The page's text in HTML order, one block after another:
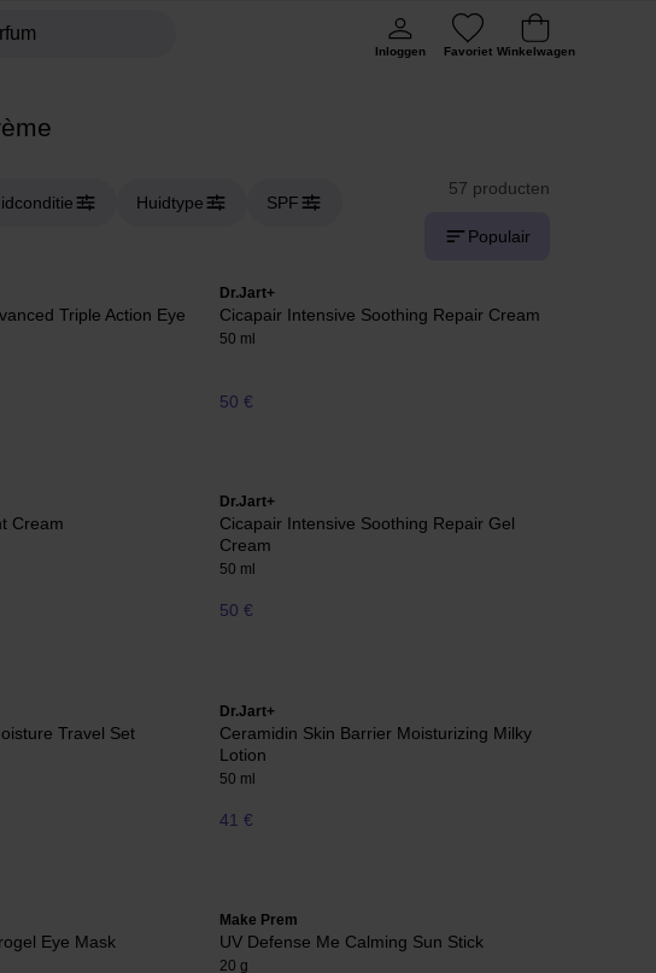
Inloggen Favoriet Winkelwagen
Huidtype SPF
57 producten
Populair
Triple Action Eye
Dr.Jart+
Cicapair Intensive Soothing Repair Cream
50 ml
50 €
Cream
Dr.Jart+
Cicapair Intensive Soothing Repair Gel
Cream
50 ml
50 €
Travel Set
Dr.Jart+
Ceramidin Skin Barrier Moisturizing Milky
Lotion
50 ml
41 €
Eye Mask
Make Prem
UV Defense Me Calming Sun Stick
20 g